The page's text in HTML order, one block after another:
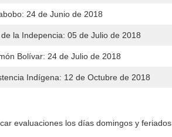
24 de Junio de 2018
la Indepencia: 05 de Julio de 2018
Bolívar: 24 de Julio de 2018
Indígena: 12 de Octubre de 2018
evaluaciones los días domingos y feriados.